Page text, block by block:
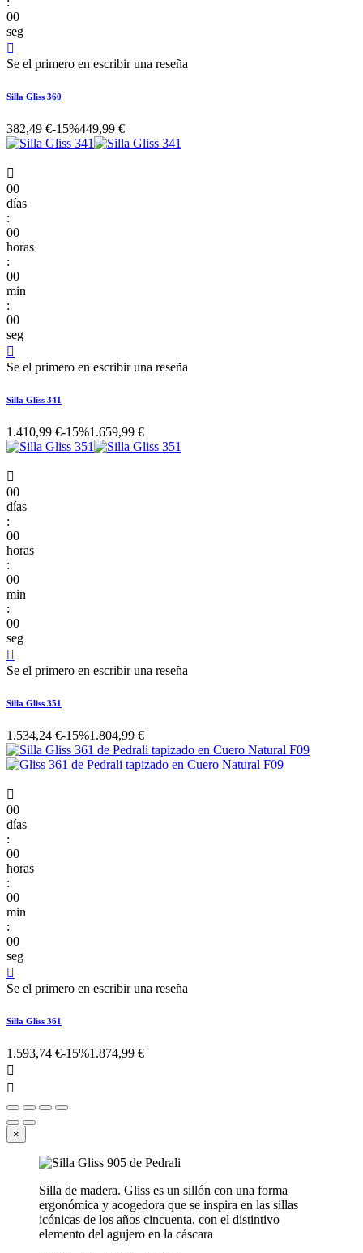
00
seg

Se el primero en escribir una reseña
Silla Gliss 360
382,49 €-15%449,99 €

00
días
:
00
horas
:
00
min
:
00
seg

Se el primero en escribir una reseña
Silla Gliss 341
1.410,99 €-15%1.659,99 €

00
días
:
00
horas
:
00
min
:
00
seg

Se el primero en escribir una reseña
Silla Gliss 351
1.534,24 €-15%1.804,99 €

00
días
:
00
horas
:
00
min
:
00
seg

Se el primero en escribir una reseña
Silla Gliss 361
1.593,74 €-15%1.874,99 €


×
Silla de madera. Gliss es un sillón con una forma
ergonómica y acogedora que se inspira en las sillas
icónicas de los años cincuenta, con el distintivo
elemento del agujero en la cáscara